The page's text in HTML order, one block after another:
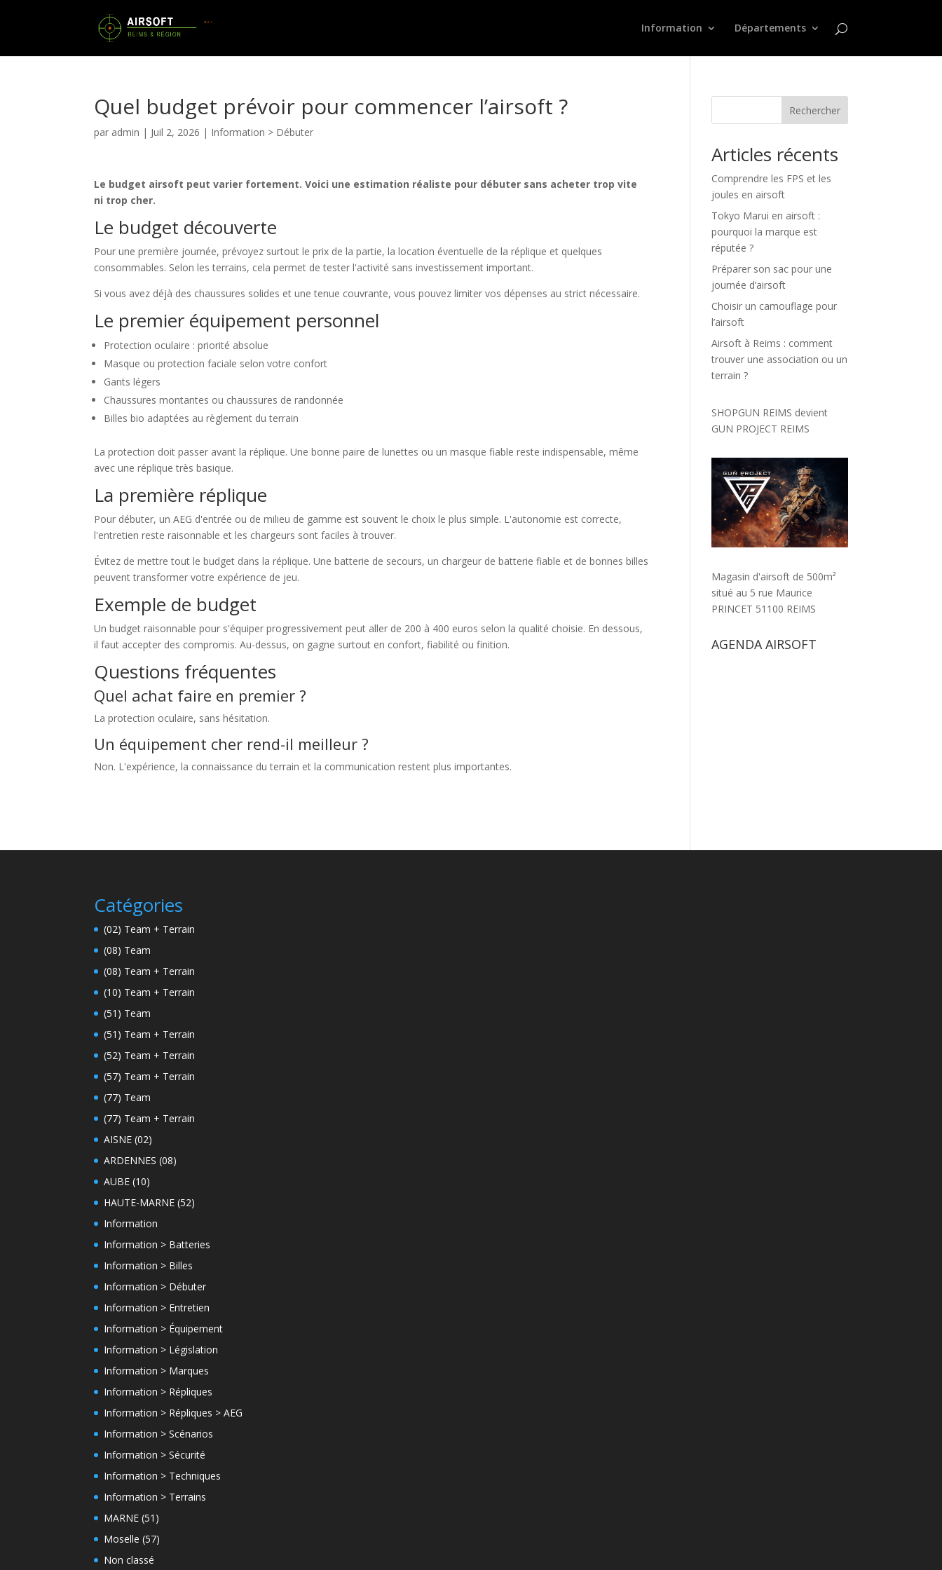
Information Départements
Quel budget prévoir pour commencer l’airsoft ?
par admin | Juil 2, 2026 | Information > Débuter
Le budget airsoft peut varier fortement. Voici une estimation réaliste pour débuter sans acheter trop vite
ni trop cher.
Le budget découverte
Pour une première journée, prévoyez surtout le prix de la partie, la location éventuelle de la réplique et quelques
consommables. Selon les terrains, cela permet de tester l'activité sans investissement important.
Si vous avez déjà des chaussures solides et une tenue couvrante, vous pouvez limiter vos dépenses au strict nécessaire.
Le premier équipement personnel
Protection oculaire : priorité absolue
Masque ou protection faciale selon votre confort
Gants légers
Chaussures montantes ou chaussures de randonnée
Billes bio adaptées au règlement du terrain
La protection doit passer avant la réplique. Une bonne paire de lunettes ou un masque fiable reste indispensable, même
avec une réplique très basique.
La première réplique
Pour débuter, un AEG d'entrée ou de milieu de gamme est souvent le choix le plus simple. L'autonomie est correcte,
l'entretien reste raisonnable et les chargeurs sont faciles à trouver.
Évitez de mettre tout le budget dans la réplique. Une batterie de secours, un chargeur de batterie fiable et de bonnes billes
peuvent transformer votre expérience de jeu.
Exemple de budget
Un budget raisonnable pour s'équiper progressivement peut aller de 200 à 400 euros selon la qualité choisie. En dessous,
il faut accepter des compromis. Au-dessus, on gagne surtout en confort, fiabilité ou finition.
Questions fréquentes
Quel achat faire en premier ?
La protection oculaire, sans hésitation.
Un équipement cher rend-il meilleur ?
Non. L'expérience, la connaissance du terrain et la communication restent plus importantes.
Rechercher
Articles récents
Comprendre les FPS et les
joules en airsoft
Tokyo Marui en airsoft :
pourquoi la marque est
réputée ?
Préparer son sac pour une
journée d’airsoft
Choisir un camouflage pour
l’airsoft
Airsoft à Reims : comment
trouver une association ou un
terrain ?
SHOPGUN REIMS devient
GUN PROJECT REIMS
Magasin d'airsoft de 500m²
situé au 5 rue Maurice
PRINCET 51100 REIMS
AGENDA AIRSOFT
Catégories
(02) Team + Terrain
(08) Team
(08) Team + Terrain
(10) Team + Terrain
(51) Team
(51) Team + Terrain
(52) Team + Terrain
(57) Team + Terrain
(77) Team
(77) Team + Terrain
AISNE (02)
ARDENNES (08)
AUBE (10)
HAUTE-MARNE (52)
Information
Information > Batteries
Information > Billes
Information > Débuter
Information > Entretien
Information > Équipement
Information > Législation
Information > Marques
Information > Répliques
Information > Répliques > AEG
Information > Scénarios
Information > Sécurité
Information > Techniques
Information > Terrains
MARNE (51)
Moselle (57)
Non classé